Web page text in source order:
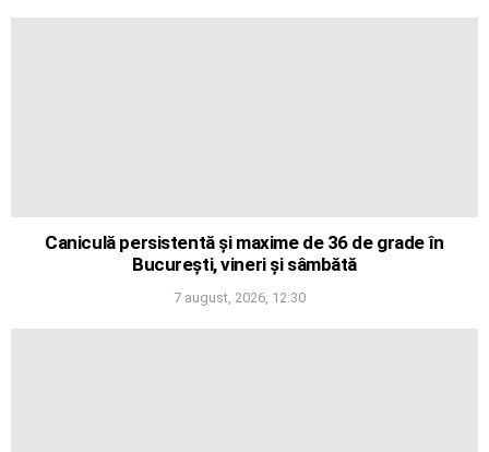
Caniculă persistentă și maxime de 36 de grade în
București, vineri și sâmbătă
7 august, 2026, 12:30